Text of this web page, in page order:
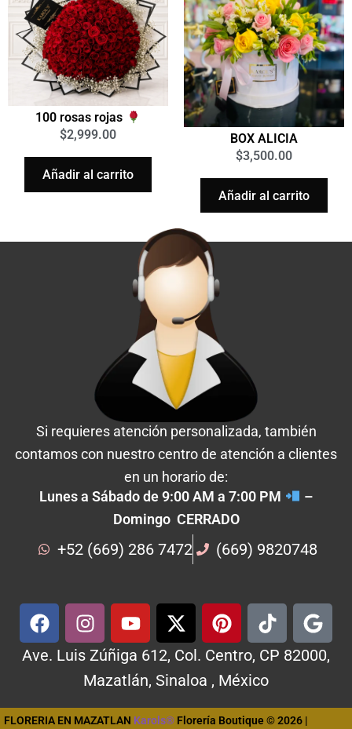
100 rosas rojas
$2,999.00
Añadir al carrito
BOX ALICIA
$3,500.00
Añadir al carrito
Si requieres atención personalizada, también
contamos con nuestro centro de atención a clientes
en un horario de:
Lunes a Sábado de 9:00 AM a 7:00 PM
–
Domingo CERRADO
+52 (669) 286 7472 (669) 9820748
Ave. Luis Zúñiga 612, Col. Centro, CP 82000,
Mazatlán, Sinaloa , México
FLORERIA EN MAZATLAN Karols® Florería Boutique © 2026 |